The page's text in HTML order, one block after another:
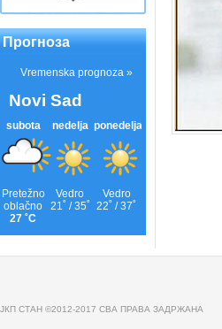
Прогноза
JКП СТАН ©2012-2017 СВА ПРАВА ЗАДРЖАНА